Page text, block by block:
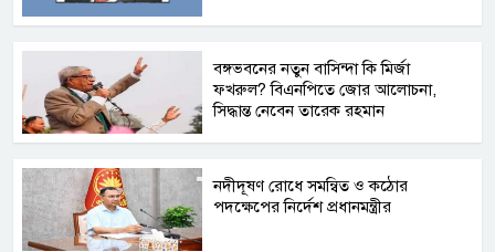
বঙ্গভবনের নতুন বাসিন্দা কি মির্জা
ফখরুল? বিএনপিতে জোর আলোচনা,
সিদ্ধান্ত নেবেন তারেক রহমান
নদীদূষণ রোধে সমন্বিত ও কঠোর
পদক্ষেপের নির্দেশ প্রধানমন্ত্রীর